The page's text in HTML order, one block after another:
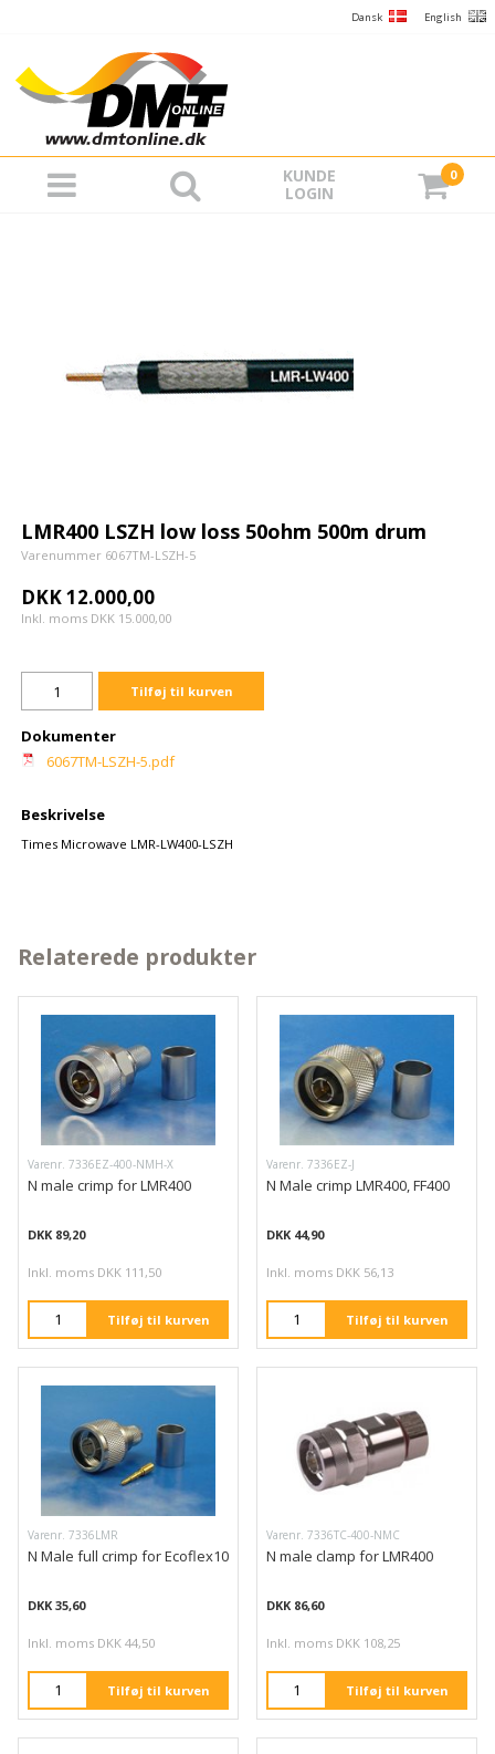
Dansk English
KUNDE
LOGIN
0
LMR400 LSZH low loss 50ohm 500m drum
Varenummer 6067TM-LSZH-5
DKK 12.000,00
Inkl. moms DKK 15.000,00
Tilføj til kurven
Dokumenter
6067TM-LSZH-5.pdf
Beskrivelse
Times Microwave LMR-LW400-LSZH
Relaterede produkter
Varenr. 7336EZ-400-NMH-X
N male crimp for LMR400
DKK 89,20
Inkl. moms DKK 111,50
Tilføj til kurven
Varenr. 7336EZ-J
N Male crimp LMR400, FF400
DKK 44,90
Inkl. moms DKK 56,13
Tilføj til kurven
Varenr. 7336LMR
N Male full crimp for Ecoflex10
DKK 35,60
Inkl. moms DKK 44,50
Tilføj til kurven
Varenr. 7336TC-400-NMC
N male clamp for LMR400
DKK 86,60
Inkl. moms DKK 108,25
Tilføj til kurven